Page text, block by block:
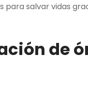
para salvar vidas
de